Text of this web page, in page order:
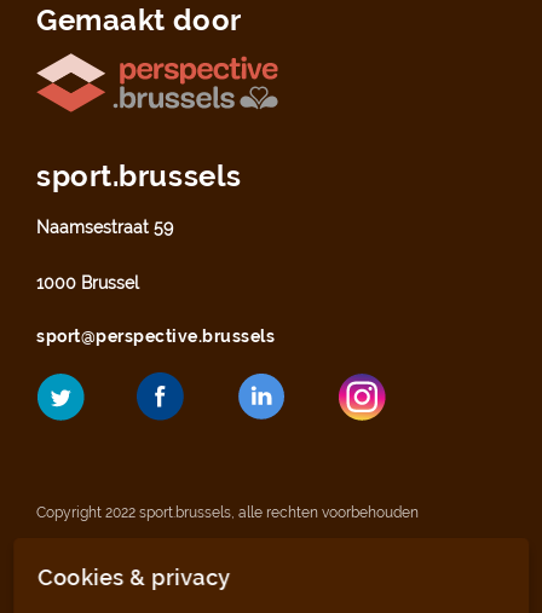
Gemaakt door
sport.brussels
Naamsestraat 59
1000 Brussel
sport@perspective.brussels
Copyright 2022 sport.brussels, alle rechten voorbehouden
Wettelijke vermeldingen
Cookies & privacy